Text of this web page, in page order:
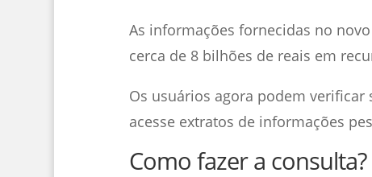
As informações fornecidas no
cerca de 8 bilhões de reais em
Os usuários agora podem
acesse extratos de informações
Como fazer a consulta?